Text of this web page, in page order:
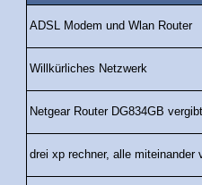
ADSL Modem und Wlan Router
Willkürliches Netzwerk
Netgear Router DG834GB
drei xp rechner, alle